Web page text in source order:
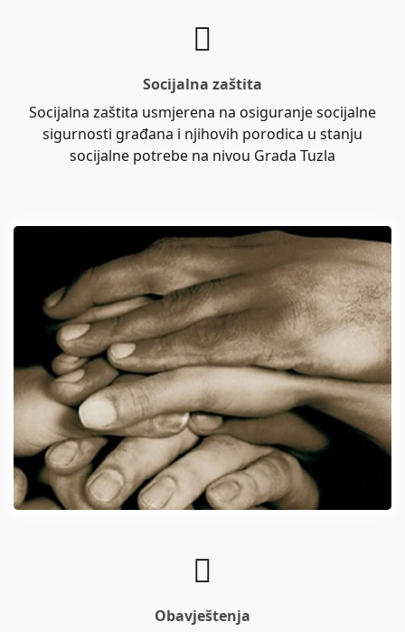
Socijalna zaštita
Socijalna zaštita usmjerena na osiguranje socijalne
sigurnosti građana i njihovih porodica u stanju
socijalne potrebe na nivou Grada Tuzla
Obavještenja